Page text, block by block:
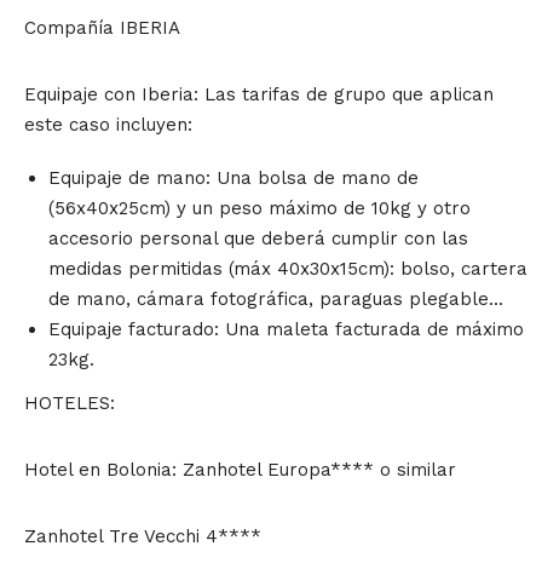
Compañía IBERIA
Equipaje con Iberia: Las tarifas de grupo que aplican
este caso incluyen:
Equipaje de mano: Una bolsa de mano de
(56x40x25cm) y un peso máximo de 10kg y otro
accesorio personal que deberá cumplir con las
medidas permitidas (máx 40x30x15cm): bolso, cartera
de mano, cámara fotográfica, paraguas plegable...
Equipaje facturado: Una maleta facturada de máximo
23kg.
HOTELES:
Hotel en Bolonia: Zanhotel Europa**** o similar
Zanhotel Tre Vecchi 4****